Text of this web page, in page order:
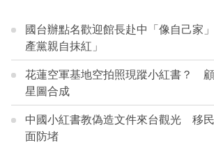
國台辦點名歡迎館長赴中「像自己家
產黨親自抹紅」
花蓮空軍基地空拍照現蹤小紅書？
星圖合成
中國小紅書教偽造文件來台觀光 移
面防堵